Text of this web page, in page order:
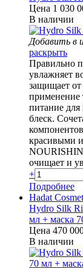
Цена 1 030
В наличии
Добавить в
раскрыть
Правильно
увлажняет
защищает
применение
питание
блеск.
красивыми
очищает и
+
Подробнее
Hadat
Hydro Silk
мл + маска
Цена 470
В наличии